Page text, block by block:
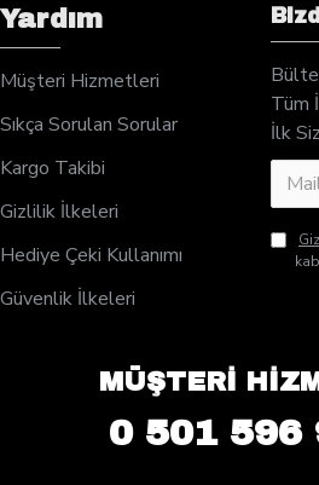
Yardım
Müşteri Hizmetleri
Sıkça Sorulan Sorular
Kargo Takibi
Gizlilik İlkeleri
Hediye Çeki Kullanımı
Güvenlik İlkeleri
Tüm
İlk
MÜŞTERİ
0 501 596